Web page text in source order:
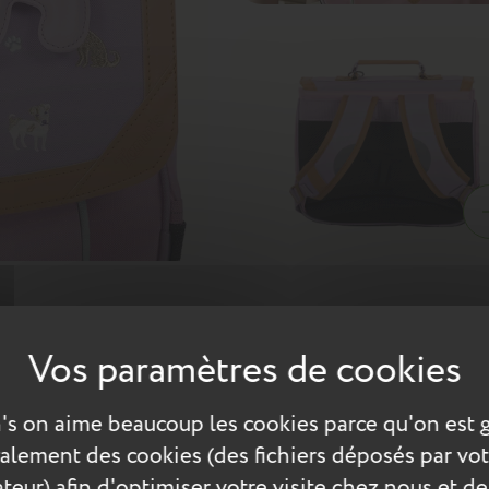
on aime beaucoup les cookies parce qu'on est
des cookies (des fichiers déposés par
! Des petits chiens brodés aux détails dorés et couleurs
assorti complète ce modèle. Ce cartable Tann's d'un dos de